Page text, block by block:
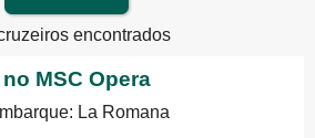
encontrados
no MSC Opera
La Romana